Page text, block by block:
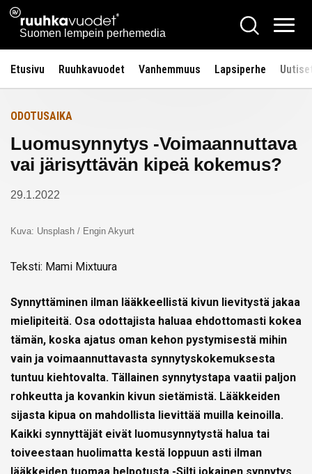
Siirry
sisältöön
Ruuhkavuodet.fi
Suomen lempein perhemedia
Hae
Etusivu Ruuhkavuodet Vanhemmuus Lapsiperhe
Etusivulle
ODOTUSAIKA
Luomusynnytys -Voimaannuttava
vai järisyttävän kipeä kokemus?
29.1.2022
Kuva: Unsplash / Engin Akyurt
Teksti: Mami Mixtuura
Synnyttäminen ilman lääkkeellistä kivun lievitystä jakaa
mielipiteitä. Osa odottajista haluaa ehdottomasti kokea
tämän, koska ajatus oman kehon pystymisestä mihin
vain ja voimaannuttavasta synnytyskokemuksesta
tuntuu kiehtovalta. Tällainen synnytystapa vaatii paljon
rohkeutta ja kovankin kivun sietämistä. Lääkkeiden
sijasta kipua on mahdollista lievittää muilla keinoilla.
Kaikki synnyttäjät eivät luomusynnytystä halua tai
toiveestaan huolimatta kestä loppuun asti ilman